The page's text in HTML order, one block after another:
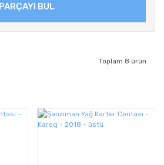
PARÇAYI BUL
Toplam 8 ürün